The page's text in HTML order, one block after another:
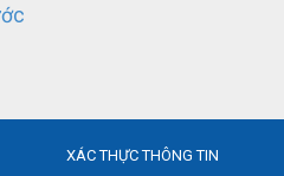
XÁC THỰC THÔNG TIN